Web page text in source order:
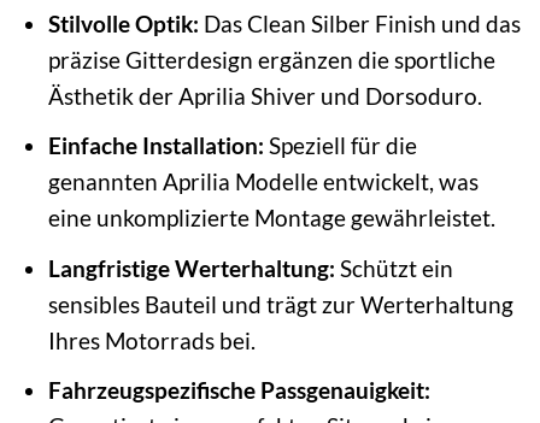
Stilvolle Optik: Das Clean Silber Finish und das
präzise Gitterdesign ergänzen die sportliche
Ästhetik der Aprilia Shiver und Dorsoduro.
Einfache Installation: Speziell für die
genannten Aprilia Modelle entwickelt, was
eine unkomplizierte Montage gewährleistet.
Langfristige Werterhaltung: Schützt ein
sensibles Bauteil und trägt zur Werterhaltung
Ihres Motorrads bei.
Fahrzeugspezifische Passgenauigkeit: